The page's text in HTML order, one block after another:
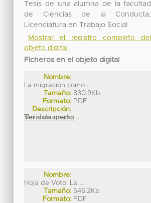
Tesis de una alumna de la facultad
de Ciencias de la Conducta,
Licenciatura en Trabajo Social
Mostrar el registro completo del
objeto digital
Ficheros en el objeto digital
Nombre:
La migración como ...
Tamaño: 830.9Kb
Formato: PDF
Descripción:
Tesis de grado. ...
Ver documento
Nombre:
Hoja de Voto. La ...
Tamaño: 546.2Kb
Formato: PDF